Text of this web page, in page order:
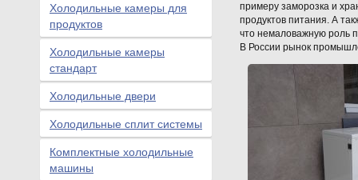
примеру заморозка и
продуктов питания. А
что немаловажную роль
В России рынок
Холодильные камеры для
продуктов
Холодильные камеры
стандарт
Холодильные двери
Холодильные сплит системы
Комплектные холодильные
машины